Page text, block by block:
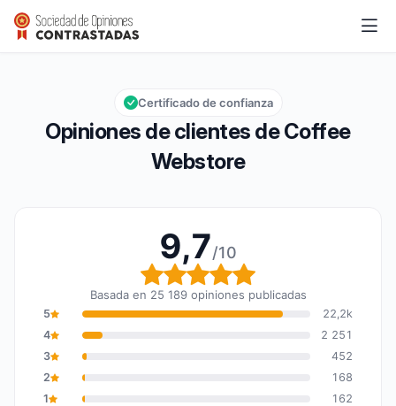
Coffee Webstore
Calificación global: 9,7 de 10
9,7/10
Opiniones de clientes de Coffee
Webstore
Certificado de confianza
9,7/10
Calificación global: 9,7
Basada en 25 189 opiniones publicadas
5
22,2k
4
2 251
3
452
2
168
1
162